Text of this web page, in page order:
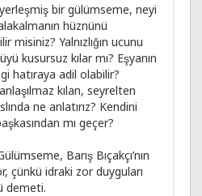
bir gülümseme, neyi
hüznünü
Yalnızlığın ucunu
kusursuz kılar mı? Eşyanın
hatıraya adil olabilir?
kılan, seyrelten
ne anlatırız? Kendini
mı geçer?
Barış Bıçakçı’nın
çünkü idraki zor duyguları
demeti.